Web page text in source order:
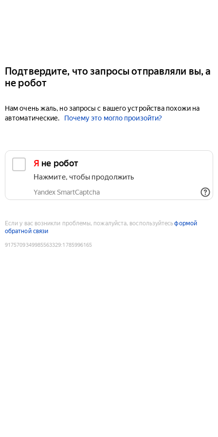
Подтвердите, что запросы отправляли вы, а
не робот
Нам очень жаль, но запросы с вашего устройства похожи на
автоматические.
Почему это могло произойти?
Я не робот
Нажмите, чтобы продолжить
Yandex SmartCaptcha
Если у вас возникли проблемы, пожалуйста, воспользуйтесьформой
обратной связи
9175709349985563329:1785996165